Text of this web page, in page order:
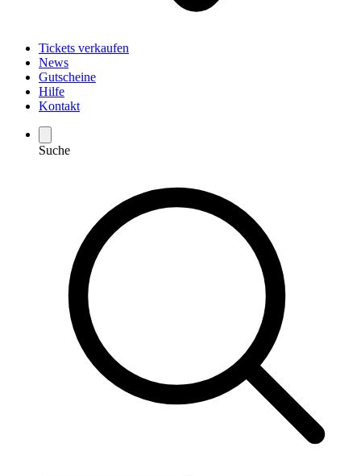
Tickets verkaufen
News
Gutscheine
Hilfe
Kontakt
Suche